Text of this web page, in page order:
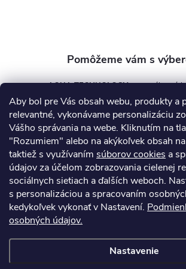
Aby bol pre Vás obsah webu, produkty a
relevantné, vykonávame personalizáciu
Vášho správania na webe. Kliknutím na
"Rozumiem" alebo na akýkoľvek obsah
taktiež s využívaním súborov cookies a
údajov za účelom zobrazovania cielenej
sociálnych sietiach a ďalších weboch.
s personalizáciou a spracovaním
kedykoľvek vykonať v Nastavení.
osobných údajov.
Nastavenie
AQUA TECHNOLOGY s.r.o.
info @
+421 911 991 394
Informácie pre vás
Kontakty Obchodné podmienky